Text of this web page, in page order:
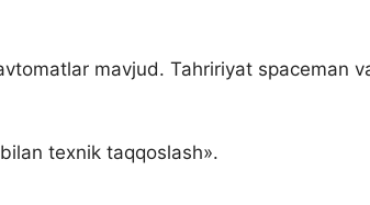
mavjud. Tahririyat spaceman
texnik taqqoslash».